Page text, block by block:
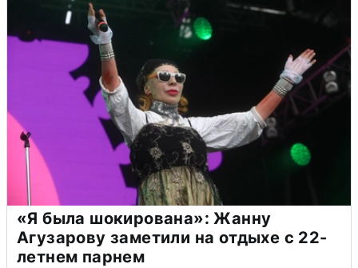
«Я была шокирована»: Жанну
Агузарову заметили на отдыхе с 22-
летнем парнем